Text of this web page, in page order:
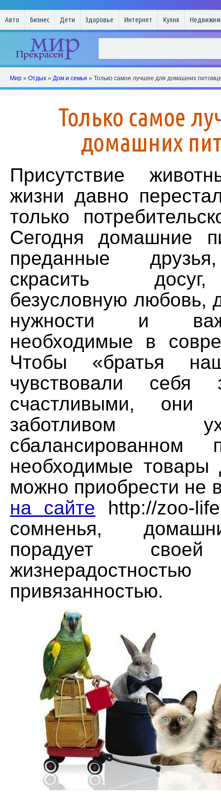
Авто Бизнес Дети Здоровье Интернет Кухня
Мир » Отдых » Дом и семья » Только самое лучшее для домашних
Только самое
домашних
Присутствие
жизни давно
только
Сегодня домашние
преданные
скрасить
безусловную любовь,
нужности и
необходимые в
Чтобы «братья
чувствовали себя
счастливыми, они
заботливом
сбалансированном
необходимые
можно приобрести не
на сайте http://zoo-
сомненья,
порадует своей
привязанностью.